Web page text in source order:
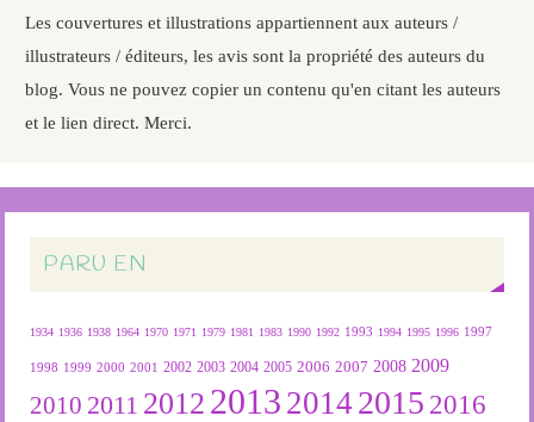
Les couvertures et illustrations appartiennent aux auteurs /
illustrateurs / éditeurs, les avis sont la propriété des auteurs du
blog. Vous ne pouvez copier un contenu qu'en citant les auteurs
et le lien direct. Merci.
PARU EN
1934 1936 1938 1964 1970 1971 1979 1981 1983 1990 1992 1993 1994 1995 1996 1997
1998 1999 2000 2001 2002 2003 2004 2005 2006 2007 2008 2009
2010 2011 2012 2013 2014 2015 2016